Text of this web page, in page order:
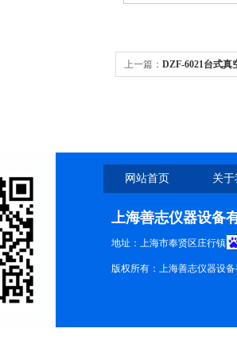
上一篇： DZF-6021台式真
网站首页 关
上海善志仪器设备
地址：上海市奉贤区庄行镇
版权所有：上海善志仪器设